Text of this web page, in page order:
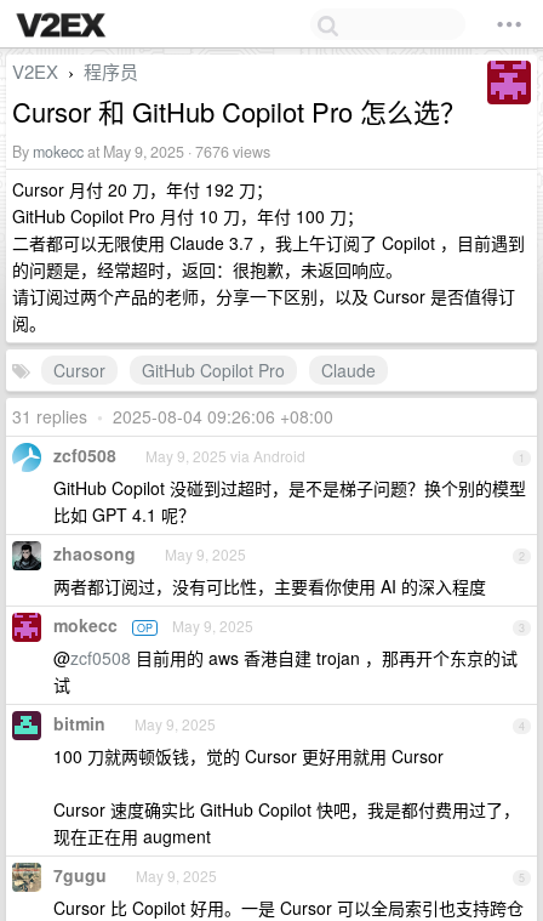
V2EX › 程序员
Cursor 和 GitHub Copilot Pro 怎么选？
By mokeccat May 9, 2025 · 7676 views
Cursor 月付 20 刀，年付 192 刀；
GitHub Copilot Pro 月付 10 刀，年付 100 刀；
二者都可以无限使用 Claude 3.7 ，我上午订阅了 Copilot ，目前遇到
的问题是，经常超时，返回：很抱歉，未返回响应。
请订阅过两个产品的老师，分享一下区别，以及 Cursor 是否值得订
阅。
Cursor
GitHub Copilot Pro
Claude
31 replies • 2025-08-04 09:26:06 +08:00
1
zcf0508 May 9, 2025 via Android
GitHub Copilot 没碰到过超时，是不是梯子问题？换个别的模型
比如 GPT 4.1 呢？
2
zhaosong May 9, 2025
两者都订阅过，没有可比性，主要看你使用 AI 的深入程度
3
mokecc OP May 9, 2025
@zcf0508 目前用的 aws 香港自建 trojan ，那再开个东京的试
试
4
bitmin May 9, 2025
100 刀就两顿饭钱，觉的 Cursor 更好用就用 Cursor
Cursor 速度确实比 GitHub Copilot 快吧，我是都付费用过了，
现在正在用 augment
5
7gugu May 9, 2025
Cursor 比 Copilot 好用。一是 Cursor 可以全局索引也支持跨仓